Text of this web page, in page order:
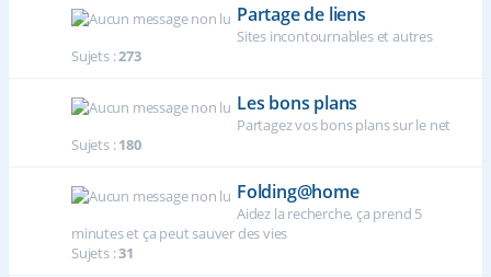
Partage de liens
Sites incontournables et autres
Sujets :273
Les bons plans
Partagez vos bons plans sur le net
Sujets :180
Folding@home
Aidez la recherche, ça prend 5
minutes et ça peut sauver des vies
Sujets :31